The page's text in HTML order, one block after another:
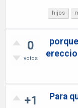
hijos
0
votos
+1 Para